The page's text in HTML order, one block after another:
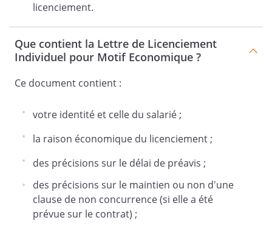
licenciement.
Que contient la Lettre de Licenciement
Individuel pour Motif Economique ?
Ce document contient :
votre identité et celle du salarié ;
la raison économique du licenciement ;
des précisions sur le délai de préavis ;
des précisions sur le maintien ou non d'une
clause de non concurrence (si elle a été
prévue sur le contrat) ;